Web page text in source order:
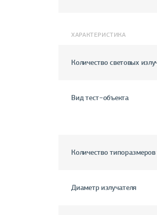
ХАРАКТЕРИСТИКА
Количество световых
Вид тест−объекта
Количество
Диаметр излучателя